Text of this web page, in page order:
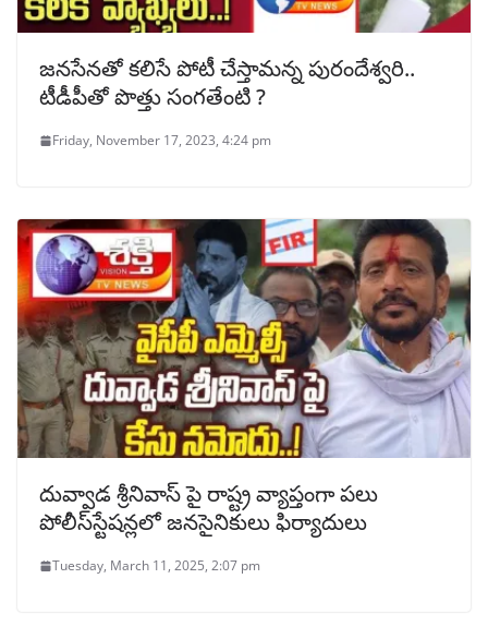
జనసేనతో కలిసే పోటీ చేస్తామన్న పురందేశ్వరి..
టీడీపీతో పొత్తు సంగతేంటి ?
Friday, November 17, 2023, 4:24 pm
దువ్వాడ శ్రీనివాస్ పై రాష్ట్ర వ్యాప్తంగా పలు
పోలీస్‌స్టేషన్లలో జనసైనికులు ఫిర్యాదులు
Tuesday, March 11, 2025, 2:07 pm